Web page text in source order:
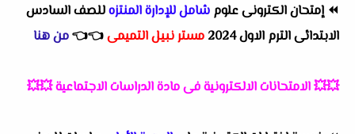
⏪إمتحان الكترونى علوم شامل للإدارة المنتزهللصف السادس
الابتدائى الترم الاول 2024
مستر نبيل التميمى👈
👈من هنا
💥💥الامتحانات الالكترونية فى مادة الدراسات الاجتماعية💥💥